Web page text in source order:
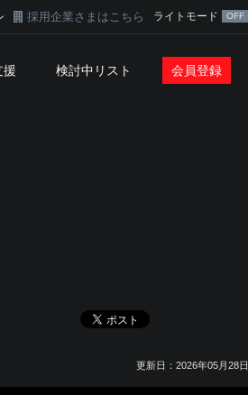
採用企業さまはこちら ライトモード
援 検討中リスト 会員登録
更新日：2026年05月28日